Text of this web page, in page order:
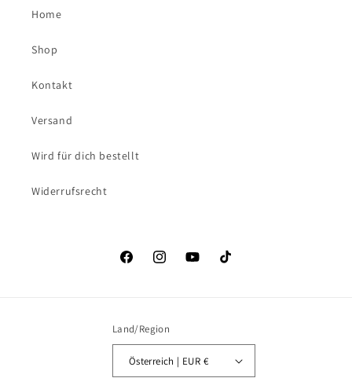
Home
Shop
Kontakt
Versand
Wird für dich bestellt
Widerrufsrecht
FacebookInstagramYouTubeTikTok
Land/Region
Österreich | EUR €